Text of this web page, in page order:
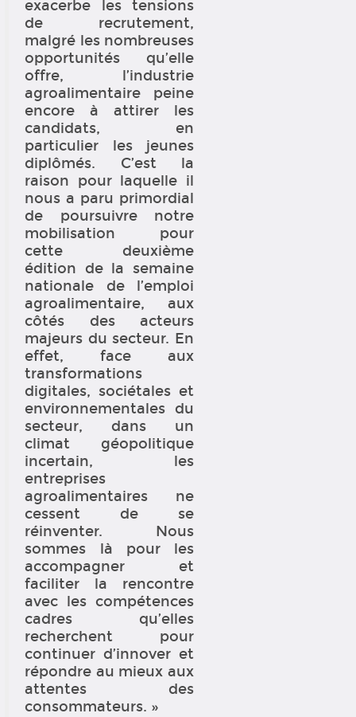
exacerbe les tensions
de recrutement,
malgré les nombreuses
opportunités qu’elle
offre, l’industrie
agroalimentaire peine
encore à attirer les
candidats, en
particulier les jeunes
diplômés. C’est la
raison pour laquelle il
nous a paru primordial
de poursuivre notre
mobilisation pour
cette deuxième
édition de la semaine
nationale de l’emploi
agroalimentaire, aux
côtés des acteurs
majeurs du secteur. En
effet, face aux
transformations
digitales, sociétales et
environnementales du
secteur, dans un
climat géopolitique
incertain, les
entreprises
agroalimentaires ne
cessent de se
réinventer. Nous
sommes là pour les
accompagner et
faciliter la rencontre
avec les compétences
cadres qu’elles
recherchent pour
continuer d’innover et
répondre au mieux aux
attentes des
consommateurs. »